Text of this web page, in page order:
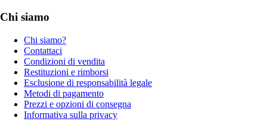
Chi siamo
Chi siamo?
Contattaci
Condizioni di vendita
Restituzioni e rimborsi
Esclusione di responsabilità legale
Metodi di pagamento
Prezzi e opzioni di consegna
Informativa sulla privacy